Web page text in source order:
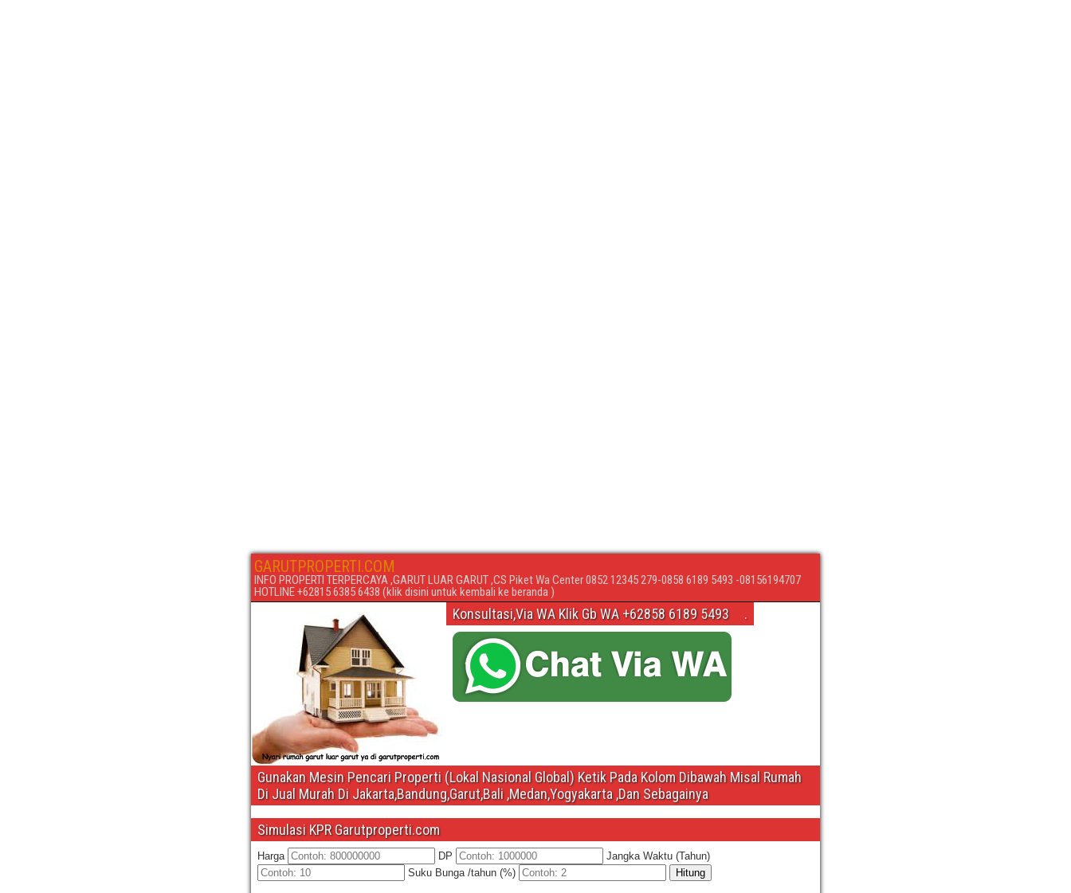
GARUTPROPERTI.COM
INFO PROPERTI TERPERCAYA ,GARUT LUAR GARUT ,CS Piket Wa Center 0852 12345 279-0858 6189 5493 -08156194707
HOTLINE +62815 6385 6438 (klik disini untuk kembali ke beranda )
Konsultasi,Via WA Klik Gb WA +62858 6189 5493 .
Gunakan Mesin Pencari Properti (Lokal Nasional Global) Ketik Pada Kolom Dibawah Misal Rumah
Di Jual Murah Di Jakarta,Bandung,Garut,Bali ,Medan,Yogyakarta ,Dan Sebagainya
Simulasi KPR Garutproperti.com
Harga DP
Jangka Waktu (Tahun)
Suku Bunga /tahun (%)
Hitung